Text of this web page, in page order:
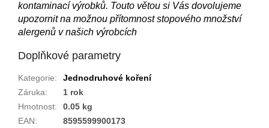
kontaminací výrobků. Touto větou si Vás dovolujeme
upozornit na možnou přítomnost stopového množství
alergenů v našich výrobcích
Doplňkové parametry
Kategorie:
Jednodruhové koření
Záruka:
1 rok
Hmotnost:
0.05 kg
EAN: 8595599900173